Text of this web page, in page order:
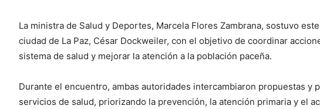
La ministra de Salud y Deportes, Marcela Flores Zambrana, sostuvo
ciudad de La Paz, César Dockweiler, con el objetivo de coordinar
sistema de salud y mejorar la atención a la población paceña.
Durante el encuentro, ambas autoridades intercambiaron propuestas y
servicios de salud, priorizando la prevención, la atención primaria y el